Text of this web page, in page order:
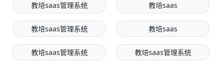
教培saas管理系统 教培saas
教培saas管理系统 教培saas
教培saas管理系统 教培saas管理系统